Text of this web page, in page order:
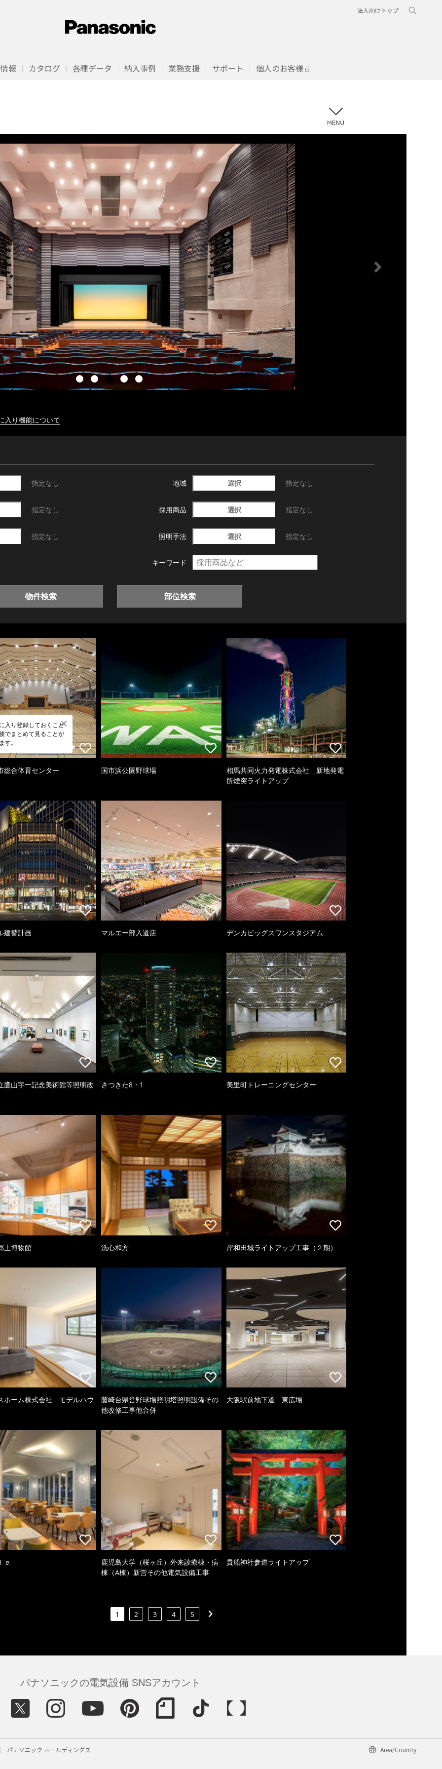
法人向けトップ
報 カタログ 各種データ 納入事例 業務支援 サポート 個人のお客様
入り機能について
指定なし 地域 選択 指定なし
指定なし 採用商品 選択 指定なし
指定なし 照明手法 選択 指定なし
キーワード
物件検索 部位検索
入り登録しておくこと
でまとめて見ることが
す。
総合体育センター 国市浜公園野球場
相馬共同火力発電株式会社 新地発電
所煙突ライトアップ
建替計画 マルエー部入道店 デンカビッグスワンスタジアム
鷹山宇一記念美術館等照明改 さつきた8・1 美里町トレーニングセンター
土博物館 洗心和方 岸和田城ライトアップ工事（２期）
ホーム株式会社 モデルハウ
藤崎台県営野球場照明塔照明設備その
他改修工事他合併
大阪駅前地下道 東広場
ｅ
鹿児島大学（桜ヶ丘）外来診療棟・病
棟（A棟）新営その他電気設備工事
貴船神社参道ライトアップ
1 2 3 4 5
パナソニックの電気設備 SNSアカウント
パナソニック ホールディングス Area/Country